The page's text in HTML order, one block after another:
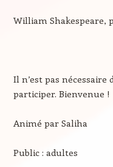
William Shakespeare,
Il n’est pas
participer. Bienvenue !
Animé par Saliha
Public : adultes